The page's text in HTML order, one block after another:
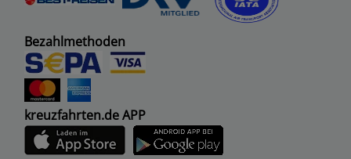
Bezahlmethoden
kreuzfahrten.de APP